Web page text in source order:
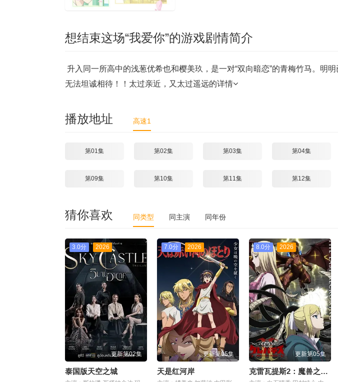
想结束这场“我爱你”的游戏剧情简介
升入同一所高中的浅葱优希也和樱美玖，是一对“双向暗恋”的青梅竹马。
无法坦诚相待！！太过亲近，又太过遥远的详情
播放地址 高速1
第01集 第02集 第03集 第04集
第09集 第10集 第11集 第12集
猜你喜欢 同类型 同主演 同年份
3.0分 2026
更新第02集
泰国版天空之城
7.0分 2026
更新第05集
天是红河岸
8.0分 2026
更新第05集
克雷瓦提斯2：魔兽之王与虚伪的勇者传承